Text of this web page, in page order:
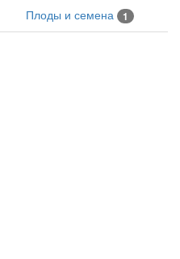
Плоды и семена 1